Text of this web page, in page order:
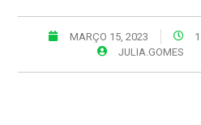
MARÇO 15, 2023
JULIA.GOMES